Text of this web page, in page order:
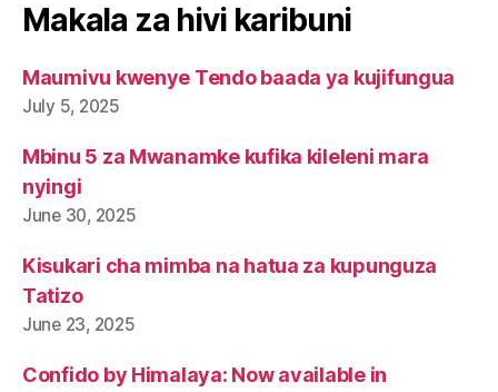
Makala za hivi karibuni
Maumivu kwenye Tendo baada ya kujifungua
July 5, 2025
Mbinu 5 za Mwanamke kufika kileleni mara
nyingi
June 30, 2025
Kisukari cha mimba na hatua za kupunguza
Tatizo
June 23, 2025
Confido by Himalaya: Now available in